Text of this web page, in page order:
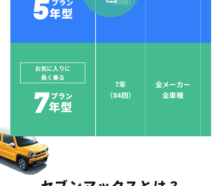
お気に入りに
長く乗る
7年
（84回）
全メーカー
全車種
全